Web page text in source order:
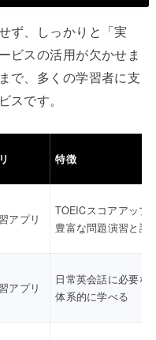
ず、しっかりと「実
ビスの活用が欠かせま
で、多くの学習者に支
スです。
特徴
アプリ
TOEICスコアアップ
豊富な問題演習と講
アプリ
日常英会話に必要な
体系的に学べる